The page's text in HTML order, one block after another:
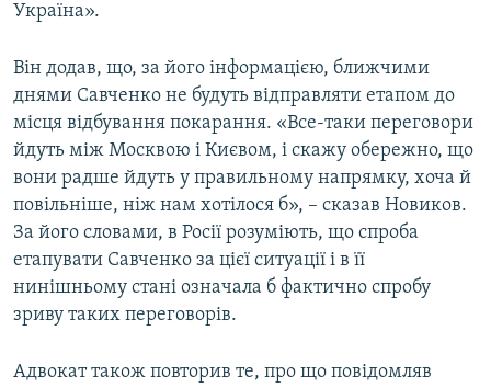
Україна».
Він додав, що, за його інформацією, ближчими
днями Савченко не будуть відправляти етапом до
місця відбування покарання. «Все-таки переговори
йдуть між Москвою і Києвом, і скажу обережно, що
вони радше йдуть у правильному напрямку, хоча й
повільніше, ніж нам хотілося б», – сказав Новиков.
За його словами, в Росії розуміють, що спроба
етапувати Савченко за цієї ситуації і в її
нинішньому стані означала б фактично спробу
зриву таких переговорів.
Адвокат також повторив те, про що повідомляв